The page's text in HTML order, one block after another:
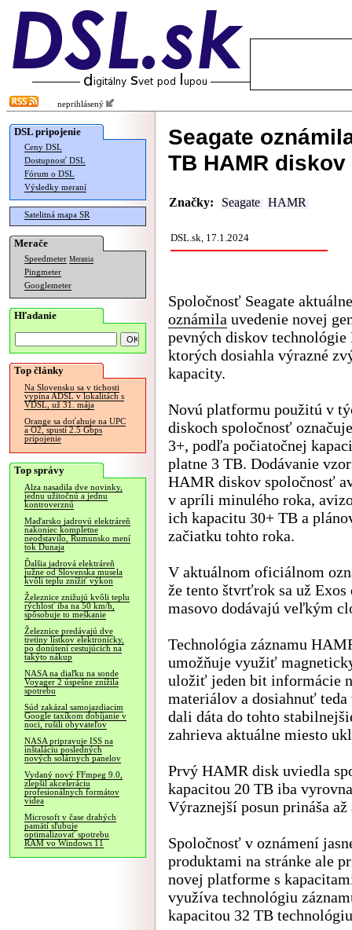
neprihlásený
DSL pripojenie
Ceny DSL
Dostupnosť DSL
Fórum o DSL
Výsledky meraní
Satelitná mapa SR
Merače
Speedmeter Merania
Pingmeter
Googlemeter
Hľadanie
Top články
Na Slovensku sa v tichosti
vypína ADSL v lokalitách s
VDSL, už 31. mája
Orange sa doťahuje na UPC
a O2, spustí 2.5 Gbps
pripojenie
Top správy
Alza nasadila dve novinky,
jednu užitočnú a jednu
kontroverznú
Maďarsko jadrovú elektráreň
nakoniec kompletne
neodstavilo, Rumunsko mení
tok Dunaja
Ďalšia jadrová elektráreň
južne od Slovenska musela
kvôli teplu znížiť výkon
Železnice znižujú kvôli teplu
rýchlosť iba na 50 km/h,
spôsobuje to meškanie
Železnice predávajú dve
tretiny lístkov elektronicky,
po donútení cestujúcich na
takýto nákup
NASA na diaľku na sonde
Voyager 2 úspešne znížila
spotrebu
Súd zakázal samojazdiacim
Google taxíkom dobíjanie v
noci, rušili obyvateľov
NASA pripravuje ISS na
inštaláciu posledných
nových solárnych panelov
Vydaný nový FFmpeg 9.0,
zlepšil akceleráciu
profesionálnych formátov
videa
Microsoft v čase drahých
pamätí sľubuje
optimalizovať spotrebu
RAM vo Windows 11
Seagate
TB HAMR diskov
Značky: Seagate HAMR
DSL.sk, 17.1.2024
Spoločnosť Seagate
oznámila uvedenie novej
pevných diskov
ktorých dosiahla výrazné
kapacity.
Novú platformu použitú v
diskoch spoločnosť
3+, podľa počiatočnej
platne 3 TB. Dodávanie
HAMR diskov spoločnosť
v apríli minulého roka,
ich kapacitu 30+ TB a
začiatku tohto roka.
V aktuálnom oficiálnom
že tento štvrťrok sa už
masovo dodávajú veľkým
Technológia záznamu
umožňuje využiť
uložiť jeden bit informácie
materiálov a dosiahnuť
dali dáta do tohto
zahrieva aktuálne miesto
Prvý HAMR disk uviedla
kapacitou 20 TB iba
Výraznejší posun prináša
Spoločnosť v oznámení
produktami na stránke ale
novej platforme s
využíva technológiu
kapacitou 32 TB